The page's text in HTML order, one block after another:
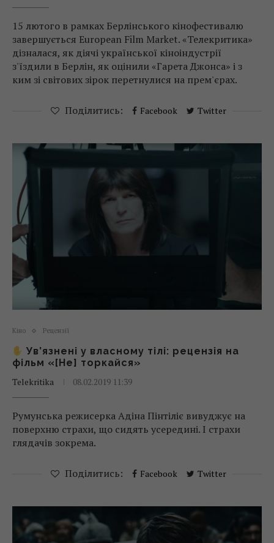
15 лютого в рамках Берлінського кінофестивалю
завершується European Film Market. «Телекритика»
дізналася, як діячі української кіноіндустрії
з'їздили в Берлін, як оцінили «Гарета Джонса» і з
ким зі світових зірок перетнулися на прем'єрах.
Поділитись: Facebook Twitter
Кіно Рецензії
Ув’язнені у власному тілі: рецензія на
фільм «[Не] торкайся»
Telekritika
08.02.2019 11:39
Румунська режисерка Адіна Пінтіліє вивуджує на
поверхню страхи, що сидять усередині. І страхи
глядачів зокрема.
Поділитись: Facebook Twitter